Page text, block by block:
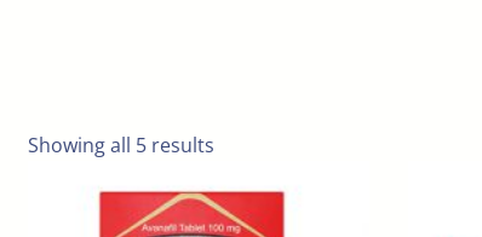
Showing all 5 results